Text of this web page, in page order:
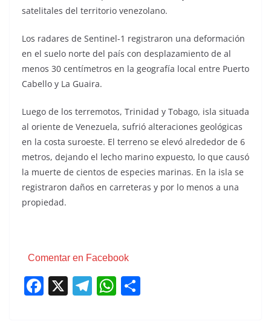
satelitales del territorio venezolano.
Los radares de Sentinel-1 registraron una deformación
en el suelo norte del país con desplazamiento de al
menos 30 centímetros en la geografía local entre Puerto
Cabello y La Guaira.
Luego de los terremotos, Trinidad y Tobago, isla situada
al oriente de Venezuela, sufrió alteraciones geológicas
en la costa suroeste. El terreno se elevó alrededor de 6
metros, dejando el lecho marino expuesto, lo que causó
la muerte de cientos de especies marinas. En la isla se
registraron daños en carreteras y por lo menos a una
propiedad.
Comentar en Facebook
F X T W